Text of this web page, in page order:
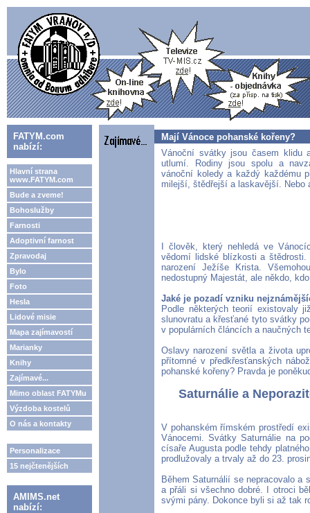
FATYM.com
nabízí:
Hlavní strana
www.FATYM.com
Bude a zveme!
Bohoslužby
Farnosti
Adoptivní farnost
Zpravodaj
Bylo
Foto
Hesla
Lidové misie
Mapa zajímavostí
Marianky
Knihy
Zajímavé...
Mimo oblast FATYMu
Výzdoba kostelů
O nás a kontakty
Personalizace
15 nejčtenějších
AMIMS.net
nabízí:
Mají Vánoce pohanské kořeny?
Vánoční svátky jsou časem
utlumí. Rodiny jsou spolu a
vánoční koledy a každý každému
milejší, štědřejší a laskavější. Nebo
I člověk, který nehledá ve
vědomí lidské blízkosti a
narození Ježíše Krista.
nedostupný Majestát, ale někdo,
Jaké je pozadí vzniku
Podle některých teorií existovaly
slunovratu a křesťané tyto svátky
v populárních článcích a naučných
Oslavy narození světla a života
přítomné v předkřesťanských
pohanské kořeny? Pravda je
Saturnálie a
V pohanském římském prostředí
Vánocemi. Svátky Saturnálie na
císaře Augusta podle tehdy
prodlužovaly a trvaly až do 23.
Během Saturnálií se nepracovalo
a přáli si všechno dobré. I otroci
svými pány. Dokonce byli si až tak